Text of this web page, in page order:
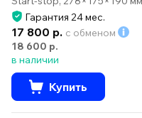
Гарантия 24 мес.
17 800 р. с обменом
18 600 р.
в наличии
Купить